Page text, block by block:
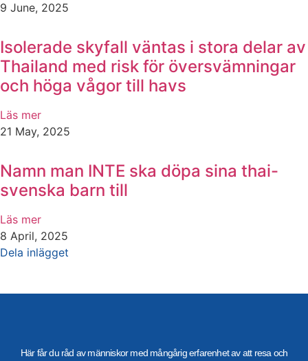
9 June, 2025
Isolerade skyfall väntas i stora delar av
Thailand med risk för översvämningar
och höga vågor till havs
Läs mer
21 May, 2025
Namn man INTE ska döpa sina thai-
svenska barn till
Läs mer
8 April, 2025
Dela inlägget
Här får du råd av människor med mångårig erfarenhet av att resa och